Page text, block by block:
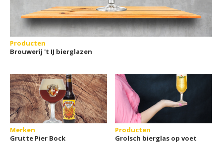
Producten
Brouwerij 't IJ bierglazen
Merken
Grutte Pier Bock
Producten
Grolsch bierglas op voet